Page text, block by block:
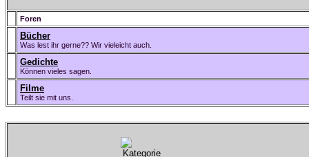
Foren
Bücher
Was lest ihr gerne?? Wir vieleicht auch.
Gedichte
Können vieles sagen.
Filme
Teilt sie mit uns.